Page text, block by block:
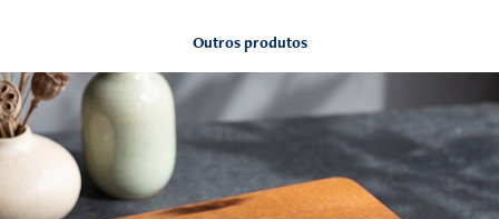
Outros produtos